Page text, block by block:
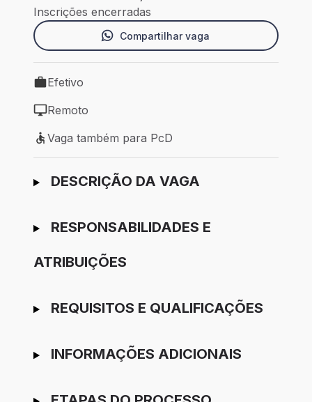
Inscrições encerradas
Compartilhar vaga
Tipo de vaga: Efetivo
Efetivo
Modelo de trabalho: Remoto
Remoto
Vaga também para PcD
Vaga também para PcD
Ir para candidatura
DESCRIÇÃO DA VAGA
RESPONSABILIDADES E
ATRIBUIÇÕES
REQUISITOS E QUALIFICAÇÕES
INFORMAÇÕES ADICIONAIS